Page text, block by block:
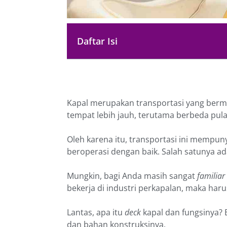
Daftar Isi
Kapal merupakan transportasi yang
tempat lebih jauh, terutama berbeda
Oleh karena itu, transportasi ini
beroperasi dengan baik. Salah satunya
Mungkin, bagi Anda masih sangatfamiliar
bekerja di industri perkapalan, maka
Lantas, apa itu deck kapal dan
dan bahan konstruksinya.